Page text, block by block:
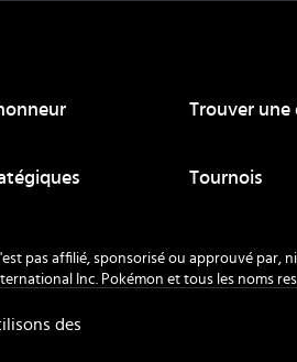
Trouver une
Tournois
pas affilié, sponsorisé ou approuvé par,
Inc. Pokémon et tous les noms
-
des